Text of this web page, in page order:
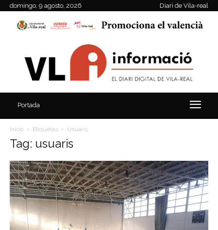
domingo, 9 agosto, 2026 Diari de Vila-real
Portada
Inicio Etiquetas Usuaris
Tag: usuaris